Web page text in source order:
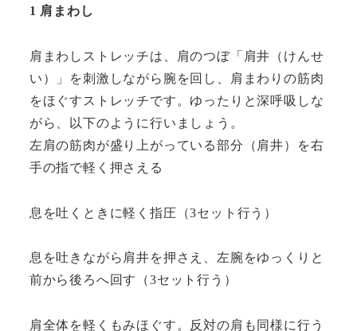
1 肩まわし
肩まわしストレッチは、肩のつぼ「肩井（けんせ
い）」を刺激しながら腕を回し、肩まわりの筋肉
をほぐすストレッチです。ゆったりと深呼吸しな
がら、以下のように行いましょう。
左肩の筋肉が盛り上がっている部分（肩井）を右
手の指で軽く押さえる
息を吐くときに軽く指圧（3セット行う）
息を吐きながら肩井を押さえ、左腕をゆっくりと
前から後ろへ回す（3セット行う）
肩全体を軽くもみほぐす。反対の肩も同様に行う